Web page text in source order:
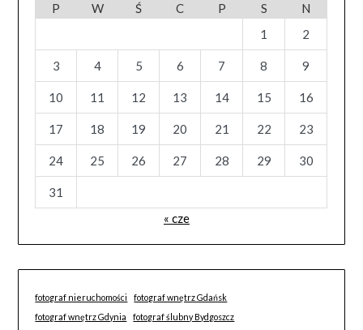
P W Ś C P S
N
1
2
3 4 5 6 7 8 9
10 11 12 13 14 15 16
17 18 19 20 21 22 23
24 25 26 27 28 29 30
31
« cze
fotograf nieruchomości
fotograf wnętrz Gdańsk
fotograf wnętrz Gdynia
fotograf ślubny Bydgoszcz